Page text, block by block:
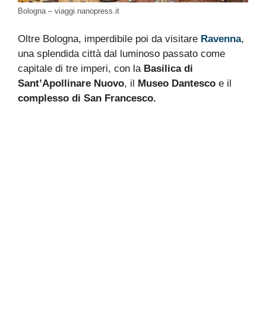
Bologna – viaggi.nanopress.it
Oltre Bologna, imperdibile poi da visitare Ravenna,
una splendida città dal luminoso passato come
capitale di tre imperi, con la Basilica di
Sant’Apollinare Nuovo, il Museo Dantesco e il
complesso di San Francesco.